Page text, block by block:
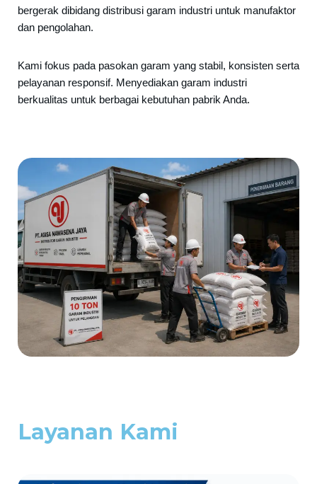
bergerak dibidang distribusi garam industri untuk manufaktor
dan pengolahan.
Kami fokus pada pasokan garam yang stabil, konsisten serta
pelayanan responsif. Menyediakan garam industri
berkualitas untuk berbagai kebutuhan pabrik Anda.
Layanan Kami